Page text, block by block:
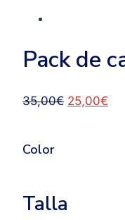
Pack de
35,00€ El
25,00€
Color
Talla